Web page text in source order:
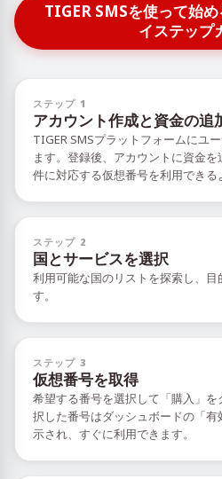
TIGER SMSを使って始
イステップ
ステップ 1
アカウント作成と資金の追
TIGER SMSプラットフォームにユ
ます。登録後、アカウントに資金
件に対応する仮想番号を利用できる
ステップ 2
国とサービスを選択
利用可能な国のリストを探索し、目
す。
ステップ 3
仮想番号を取得
希望する番号を選択して「購入」
択した番号はダッシュボードの「
示され、すぐに利用できます。